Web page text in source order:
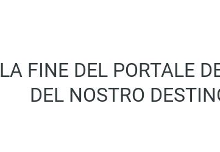
LA FINE DEL PORTALE
DEL NOSTRO